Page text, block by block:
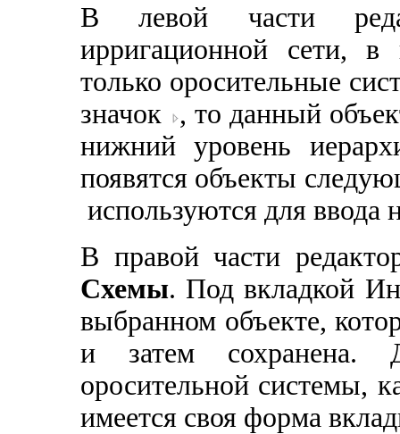
В левой части
ирригационной сети, в
только оросительные
значок
, то данный
нижний уровень
появятся объекты
используются для ввода
В правой части
Схемы. Под вкладкой
выбранном объекте,
и затем сохранена.
оросительной системы,
имеется своя форма